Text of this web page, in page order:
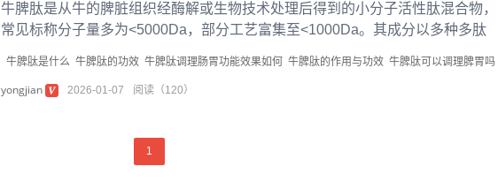
牛脾肽是从牛的脾脏组织经酶解或生物技术处理后得到的小分子活性肽混合物，
常见标称分子量多为<5000Da，部分工艺富集至<1000Da。其成分以多种多肽
牛脾肽是什么 牛脾肽的功效 牛脾肽调理肠胃功能效果如何 牛脾肽的作用与功效 牛脾肽可以调理脾胃吗
yongjian
2026-01-07 阅读（120）
1